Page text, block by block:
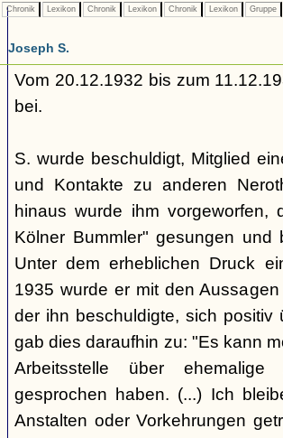
Chronik Lexikon Chronik Lexikon Chronik Lexikon Gruppe
Joseph S.
Vom 20.12.1932 bis zum
bei.
S. wurde beschuldigt, Mitglied
und Kontakte zu anderen
hinaus wurde ihm vorgeworfen,
Kölner Bummler" gesungen
Unter dem erheblichen Druck
1935 wurde er mit den
der ihn beschuldigte, sich
gab dies daraufhin zu: "Es kann
Arbeitsstelle über
gesprochen haben. (...) Ich
Anstalten oder Vorkehrungen